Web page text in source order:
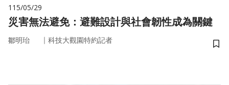
115/05/29
災害無法避免：避難設計與社會韌性成為關鍵
鄒明珆 ｜ 科技大觀園特約記者
儲